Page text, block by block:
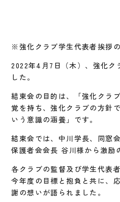
※強化クラブ学生代表者挨拶
2022年4月7日（木）、強化
した。
結束会の目的は、「強化クラ
覚を持ち、強化クラブの方針
いう意識の涵養」です。
結束会では、中川学長、同窓
保護者会会長 谷川様から激励
各クラブの監督及び学生代表
今年度の目標と抱負と共に、
謝の想いが語られました。